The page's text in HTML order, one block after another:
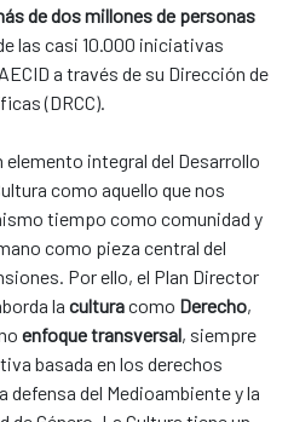
de dos millones de personas
las casi 10.000 iniciativas
a través de su Dirección de
(DRCC).
elemento integral del Desarrollo
como aquello que nos
tiempo como comunidad y
como pieza central del
Por ello, el Plan Director
la culturacomo Derecho,
enfoque transversal, siempre
basada en los derechos
defensa del Medioambiente y la